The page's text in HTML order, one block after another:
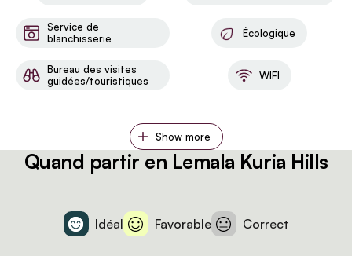
Service de
blanchisserie
Écologique
Bureau des visites
guidées/touristiques
WIFI
Show more
Quand partir en Lemala Kuria Hills
Idéal Favorable Correct